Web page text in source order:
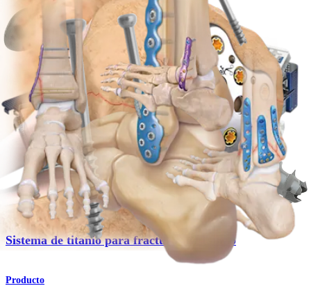
Producto
Pie y tobillo
Sistema de titanio para fracturas de tobillo
Producto
Pie y tobillo
Sistema de titanio para fracturas de tobillo
Producto